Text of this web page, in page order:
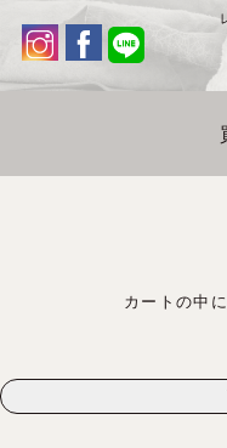
カートの中